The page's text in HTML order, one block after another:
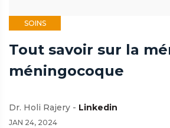
SOINS
Tout savoir sur la
méningocoque
Dr. Holi Rajery - Linkedin
JAN 24, 2024